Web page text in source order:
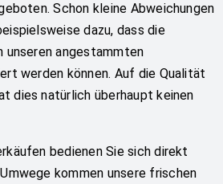
Schon kleine Abweichungen
dazu, dass die
unseren angestammten
werden können. Auf die Qualität
dies natürlich überhaupt keinen
bedienen Sie sich direkt
kommen unsere frischen